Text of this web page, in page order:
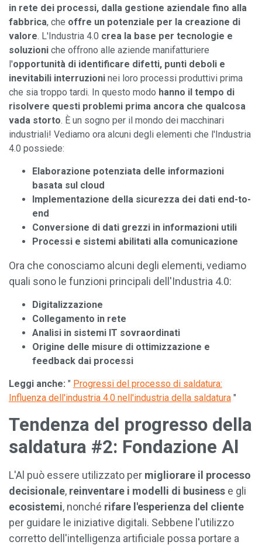
in rete dei processi, dalla gestione aziendale fino alla
fabbrica, che offre un potenziale per la creazione di
valore. L'Industria 4.0 crea la base per tecnologie e
soluzioni che offrono alle aziende manifatturiere
l'opportunità di identificare difetti, punti deboli e
inevitabili interruzioni nei loro processi produttivi prima
che sia troppo tardi. In questo modo hanno il tempo di
risolvere questi problemi prima ancora che qualcosa
vada storto. È un sogno per il mondo dei macchinari
industriali! Vediamo ora alcuni degli elementi che l'Industria
4.0 possiede:
Elaborazione potenziata delle informazioni
basata sul cloud
Implementazione della sicurezza dei dati end-to-
end
Conversione di dati grezzi in informazioni utili
Processi e sistemi abilitati alla comunicazione
Ora che conosciamo alcuni degli elementi, vediamo
quali sono le funzioni principali dell'Industria 4.0:
Digitalizzazione
Collegamento in rete
Analisi in sistemi IT sovraordinati
Origine delle misure di ottimizzazione e
feedback dai processi
Leggi anche: " Progressi del processo di saldatura:
Influenza dell'industria 4.0 nell'industria della saldatura "
Tendenza del progresso della
saldatura #2: Fondazione Al
L'Al può essere utilizzato per migliorare il processo
decisionale, reinventare i modelli di business e gli
ecosistemi, nonché rifare l'esperienza del cliente
per guidare le iniziative digitali. Sebbene l'utilizzo
corretto dell'intelligenza artificiale possa portare a